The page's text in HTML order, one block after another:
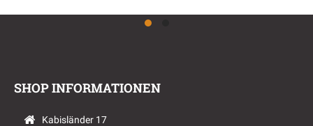
SHOP INFORMATIONEN
Kabisländer 17